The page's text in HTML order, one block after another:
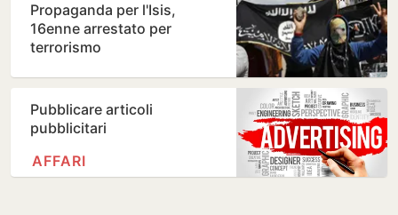
Propaganda per l'Isis,
16enne arrestato per
terrorismo
Pubblicare articoli
pubblicitari
AFFARI